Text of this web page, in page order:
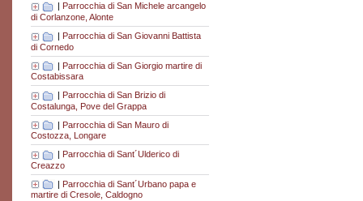
Parrocchia di San Michele arcangelo
di Corlanzone, Alonte
| Parrocchia di San Giovanni Battista
di Cornedo
| Parrocchia di San Giorgio martire di
Costabissara
| Parrocchia di San Brizio di
Costalunga, Pove del Grappa
| Parrocchia di San Mauro di
Costozza, Longare
Parrocchia di Sant´Ulderico di
Creazzo
| Parrocchia di Sant´Urbano papa e
martire di Cresole, Caldogno